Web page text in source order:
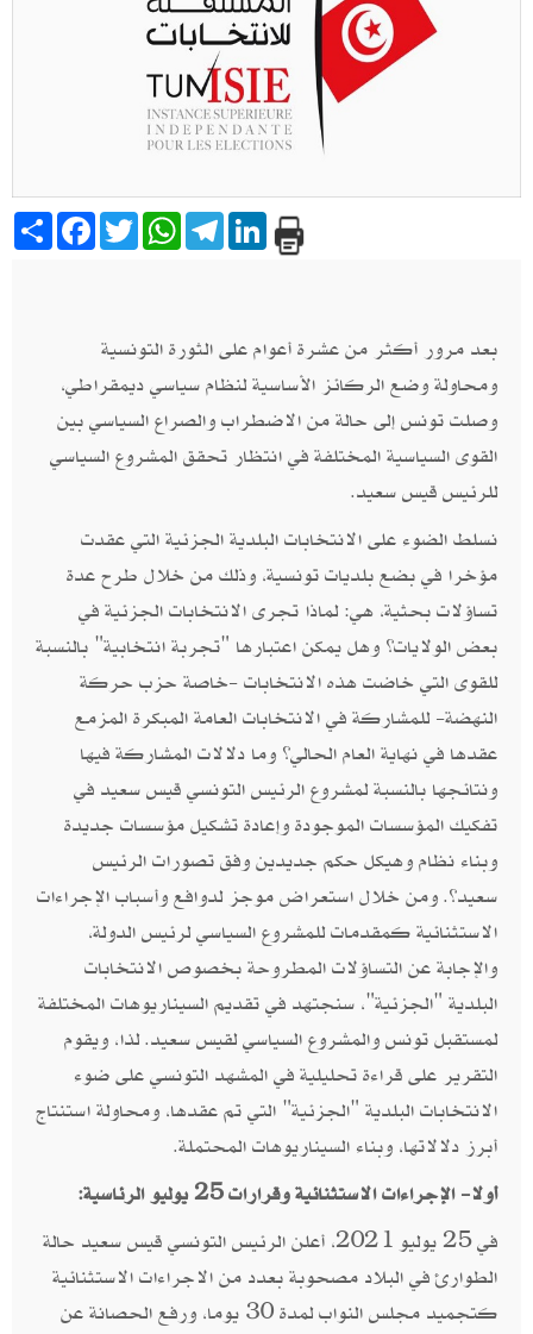
Share Facebook
TwitterWhatsAppTelegramLinkedIn
بعد مرور أكثر من عشرة أعوام على الثورة التونسية
ومحاولة وضع الركائز الأساسية لنظام سياسي ديمقراطي،
وصلت تونس إلى حالة من الاضطراب والصراع السياسي بين
القوى السياسية المختلفة في انتظار تحقق المشروع السياسي
للرئيس قيس سعيد.
نسلط الضوء على الانتخابات البلدية الجزئية التي عقدت
مؤخرا في بضع بلديات تونسية، وذلك من خلال طرح عدة
تساؤلات بحثية، هي: لماذا تجرى الانتخابات الجزئية في
بعض الولايات؟ وهل يمكن اعتبارها "تجربة انتخابية" بالنسبة
للقوى التي خاضت هذه الانتخابات -خاصة حزب حركة
النهضة- للمشاركة في الانتخابات العامة المبكرة المزمع
عقدها في نهاية العام الحالي؟ وما دلالات المشاركة فيها
ونتائجها بالنسبة لمشروع الرئيس التونسي قيس سعيد في
تفكيك المؤسسات الموجودة وإعادة تشكيل مؤسسات جديدة
وبناء نظام وهيكل حكم جديدين وفق تصورات الرئيس
سعيد؟. ومن خلال استعراض موجز لدوافع وأسباب الإجراءات
الاستثنائية كمقدمات للمشروع السياسي لرئيس الدولة،
والإجابة عن التساؤلات المطروحة بخصوص الانتخابات
البلدية "الجزئية"، سنجتهد في تقديم السيناريوهات المختلفة
لمستقبل تونس والمشروع السياسي لقيس سعيد. لذا، ويقوم
التقرير على قراءة تحليلية في المشهد التونسي على ضوء
الانتخابات البلدية "الجزئية" التي تم عقدها، ومحاولة استنتاج
أبرز دلالاتها، وبناء السيناريوهات المحتملة.
أولا- الإجراءات الاستثنائية وقرارات 25 يوليو الرئاسية:
في 25 يوليو 2021، أعلن الرئيس التونسي قيس سعيد حالة
الطوارئ في البلاد مصحوبة بعدد من الاجراءات الاستثنائية
كتجميد مجلس النواب لمدة 30 يوما، ورفع الحصانة عن